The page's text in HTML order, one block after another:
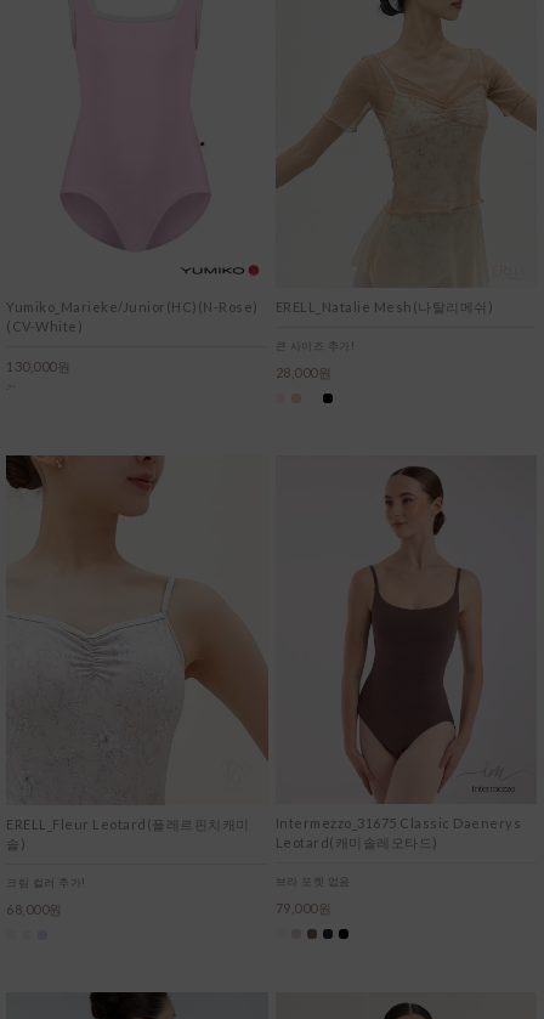
Yumiko_Marieke/Junior(HC)(N-Rose)
(CV-White)
130,000원
ERELL_Natalie Mesh(나탈리메쉬)
큰 사이즈 추가!
28,000원
ERELL_Fleur Leotard(플레르핀치캐미
솔)
크림 컬러 추가!
68,000원
Intermezzo_31675 Classic Daenerys
Leotard(캐미솔레오타드)
브라 포켓 없음
79,000원